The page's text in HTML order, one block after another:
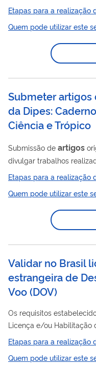
contratante da
OACI. Para obtenção da licença e/ou habilitação brasileira é
necessário que o
estrangeira
Aeronáutica (MMA) e
validados pela ANAC. ...
Etapas para a realização
Quem pode utilizar este
Submeter
da Dipes:
Ciência e Trópico
Submissão de artigos
divulgar trabalhos
universidades e
Etapas para a realização
Quem pode utilizar este
Validar no Brasil
estrangeira de
Voo(DOV)
Os requisitos
Licença e/ou Habilitação
estão previstos no RBAC 65.4. Uma pessoa
atuar como
uma aeronave civil de
Etapas para a realização
Quem pode utilizar este